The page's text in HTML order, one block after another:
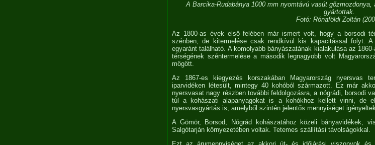
A Barcika-Rudabánya 1000 mm nyomtávú vasút
gyártottak.
Fotó: Rónaföldi Zoltán
Az 1800-as évek első felében már ismert volt, hogy a borsodi
szénben, de kitermelése csak rendkívül kis kapacitással folyt.
egyaránt található. A komolyabb bányászatának kialakulása az
térségének széntermelése a második legnagyobb volt
mögött.
Az 1867-es kiegyezés korszakában Magyarország nyersvas
iparvidéken létesült, mintegy 40 kohóból származott. Ez már
nyersvasat nagy részben további feldolgozásra, a nógrádi, borsodi
túl a kohászati alapanyagokat is a kohókhoz kellett vinni, de
nyersvasgyártás is, amelyből szintén jelentős mennyiséget
A Gömör, Borsod, Nógrád kohászatához közeli bányavidékek,
Salgótarján környezetében voltak. Tetemes szállítási távolságokkal.